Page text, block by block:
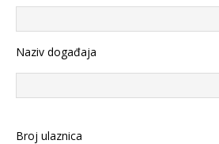
Naziv događaja
Broj ulaznica